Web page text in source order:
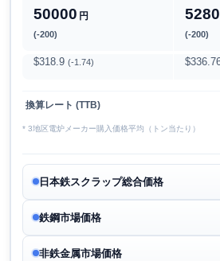
50000 円
(-200) (-200)
$318.9 (-1.74)
換算レート (TTB)
* 3地区電炉メーカー購入価格平均（トン当たり）
日本鉄スクラップ総合価格
鉄鋼市場価格
非鉄金属市場価格